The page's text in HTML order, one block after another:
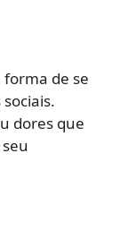
de se
dores que